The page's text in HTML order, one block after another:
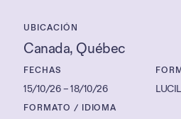
UBICACIÓN
Canada, Québec
FECHAS
15/10/26 –18/10/26
FORMATO / IDIOMA